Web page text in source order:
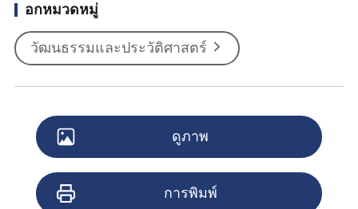
อกหมวดหมู่
วัฒนธรรมและประวัติศาสตร์
ดูภาพ
การพิมพ์